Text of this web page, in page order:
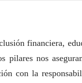
financiera,
pilares nos
con la